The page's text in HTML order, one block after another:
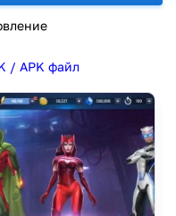
/ APK файл